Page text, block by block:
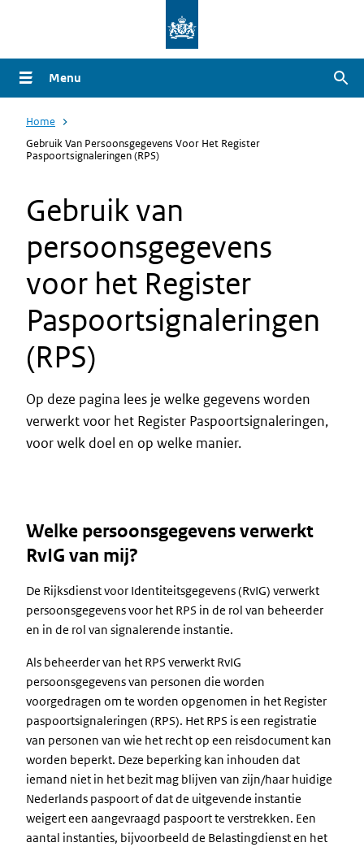
naar
de
gaan
Menu
Home
Gebruik Van Persoonsgegevens Voor Het Register
Paspoortsignaleringen (RPS)
Gebruik van
persoonsgegevens
voor het Register
Paspoortsignaleringen
(RPS)
Op deze pagina lees je welke gegevens worden
verwerkt voor het Register Paspoortsignaleringen,
voor welk doel en op welke manier.
Welke persoonsgegevens verwerkt
RvIG van mij?
De Rijksdienst voor Identiteitsgegevens (RvIG) verwerkt
persoonsgegevens voor het RPS in de rol van beheerder
en in de rol van signalerende instantie.
Als beheerder van het RPS verwerkt RvIG
persoonsgegevens van personen die worden
voorgedragen om te worden opgenomen in het Register
paspoortsignaleringen (RPS). Het RPS is een registratie
van personen van wie het recht op een reisdocument kan
worden beperkt. Deze beperking kan inhouden dat
iemand niet in het bezit mag blijven van zijn/haar huidige
Nederlands paspoort of dat de uitgevende instantie
weigert een aangevraagd paspoort te verstrekken. Een
aantal instanties, bijvoorbeeld de Belastingdienst en het